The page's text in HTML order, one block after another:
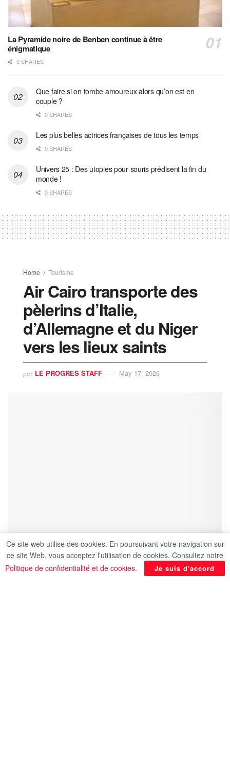
La Pyramide noire de Benben continue à être
énigmatique
0 SHARES
Que faire si on tombe amoureux alors qu’on est en
couple ?
0 SHARES
Les plus belles actrices françaises de tous les temps
0 SHARES
Univers 25 : Des utopies pour souris prédisent la fin du
monde !
0 SHARES
Home Tourisme
Air Cairo transporte des
pèlerins d’Italie,
d’Allemagne et du Niger
vers les lieux saints
par LE PROGRES STAFF May 17, 2026
Ce site web utilise des cookies. En poursuivant votre navigation sur
ce site Web, vous acceptez l'utilisation de cookies. Consultez notre
Politique de confidentialité et de cookies. Je suis d'accord